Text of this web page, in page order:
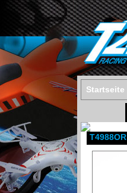
Startseite
T4988OR